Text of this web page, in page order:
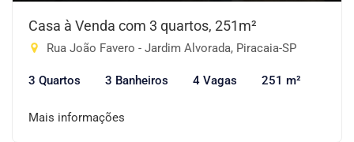
Casa à Venda com 3 quartos, 251m²
Rua João Favero - Jardim Alvorada, Piracaia-SP
3 Quartos 3 Banheiros 4 Vagas 251 m²
Mais informações